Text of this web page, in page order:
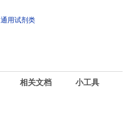
通用试剂类
相关文档 小工具